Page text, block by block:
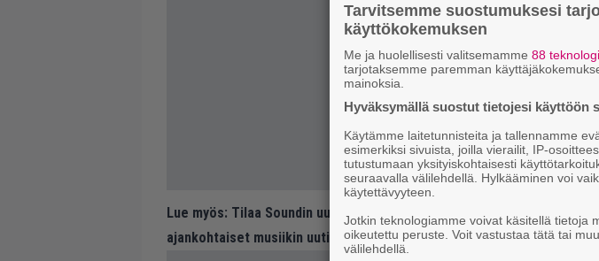
Lue myös: Tilaa Soundin uutiskirje ja tiedät mistä kahvitauolla puhutaan!
ajankohtaiset musiikin uutiset ja puheenaiheet suoraan sähköpostiin
Tarvitsemme suostumuksesi
käyttökokemuksen
Me ja huolellisesti valitsemamme 88
tarjotaksemme paremman
mainoksia.
Hyväksymällä suostut tietojesi käyttöön
Käytämme laitetunnisteita ja tallennamme
esimerkiksi sivuista, joilla vierailit, IP-
tutustumaan yksityiskohtaisesti
seuraavalla välilehdellä. Hylkääminen voi
käytettävyyteen.
Jotkin teknologiamme voivat käsitellä tietoja
oikeutettu peruste. Voit vastustaa tätä tai
välilehdellä.